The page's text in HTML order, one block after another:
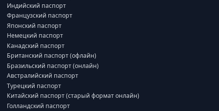
Индийский паспорт
Французский паспорт
Японский паспорт
Немецкий паспорт
Канадский паспорт
Британский паспорт (офлайн)
Бразильский паспорт (онлайн)
Австралийский паспорт
Турецкий паспорт
Китайский паспорт (старый формат онлайн)
Голландский паспорт